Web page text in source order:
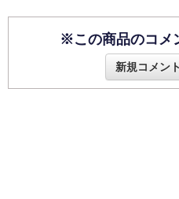
※この商品のコメ
新規コメン